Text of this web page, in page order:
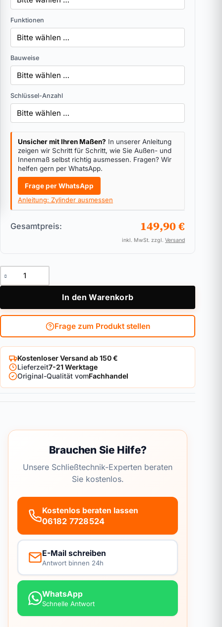
Funktionen
Bauweise
Schlüssel-Anzahl
Unsicher mit Ihren Maßen? In unserer Anleitung
zeigen wir Schritt für Schritt, wie Sie Außen- und
Innenmaß selbst richtig ausmessen. Fragen? Wir
helfen gern per WhatsApp.
Frage per WhatsApp
Anleitung: Zylinder ausmessen
Gesamtpreis: 149,90 €
inkl. MwSt. zzgl.Versand
Doppelzylinder für Biffar ABUS Bravus.4000 Pro Cap Menge
In den Warenkorb
Frage zum Produkt stellen
Kostenloser Versand ab 150 €
Lieferzeit7-21 Werktage
Original-Qualität vomFachhandel
Brauchen Sie Hilfe?
Unsere Schließtechnik-Experten beraten
Sie kostenlos.
Kostenlos beraten lassen
06182 7728524
E-Mail schreiben
Antwort binnen 24h
WhatsApp
Schnelle Antwort